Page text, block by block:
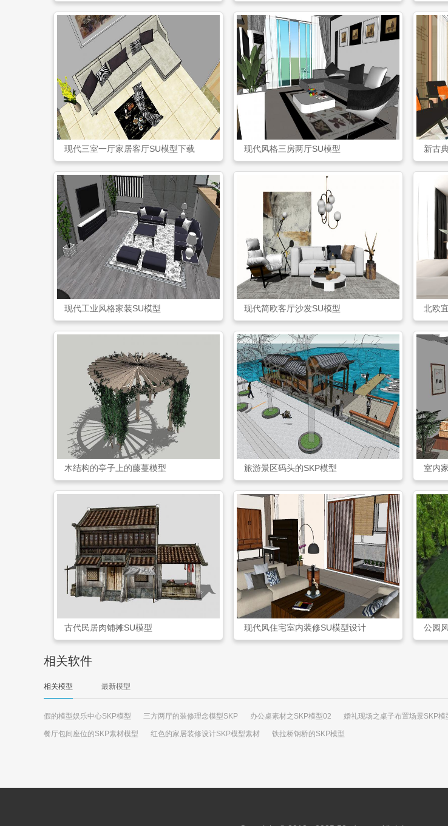
现代三室一厅家居客厅SU模型下载 现代风格三房两厅SU模型 新古
现代工业风格家装SU模型 现代简欧客厅沙发SU模型 北欧
木结构的亭子上的藤蔓模型 旅游景区码头的SKP模型 室内
古代民居肉铺摊SU模型 现代风住宅室内装修SU模型设计 公园
相关软件
相关模型 最新模型
假的模型娱乐中心SKP模型 三方两厅的装修理念模型SKP 办公桌素材之SKP模型02 婚礼现场之桌子布置场景SKP模
餐厅包间座位的SKP素材模型 红色的家居装修设计SKP模型素材 铁拉桥钢桥的SKP模型